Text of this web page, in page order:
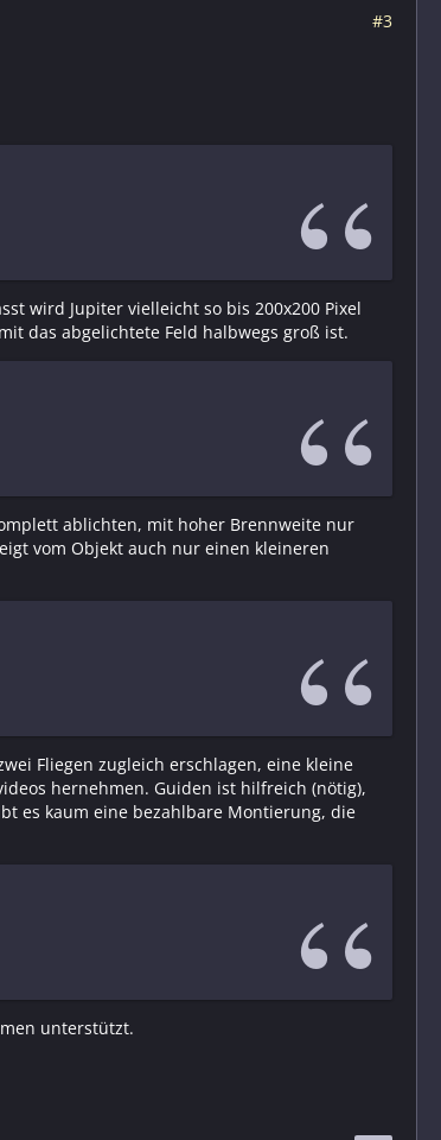
#3
wird Jupiter vielleicht so bis 200x200 Pixel
das abgelichtete Feld halbwegs groß ist.
ablichten, mit hoher Brennweite nur
vom Objekt auch nur einen kleineren
Fliegen zugleich erschlagen, eine kleine
hernehmen. Guiden ist hilfreich (nötig),
es kaum eine bezahlbare Montierung, die
unterstützt.